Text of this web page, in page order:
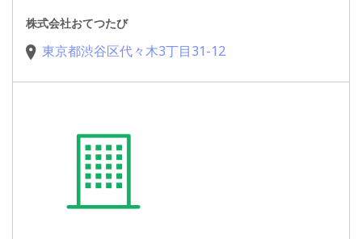
株式会社おてつたび
東京都渋谷区代々木3丁目31-12